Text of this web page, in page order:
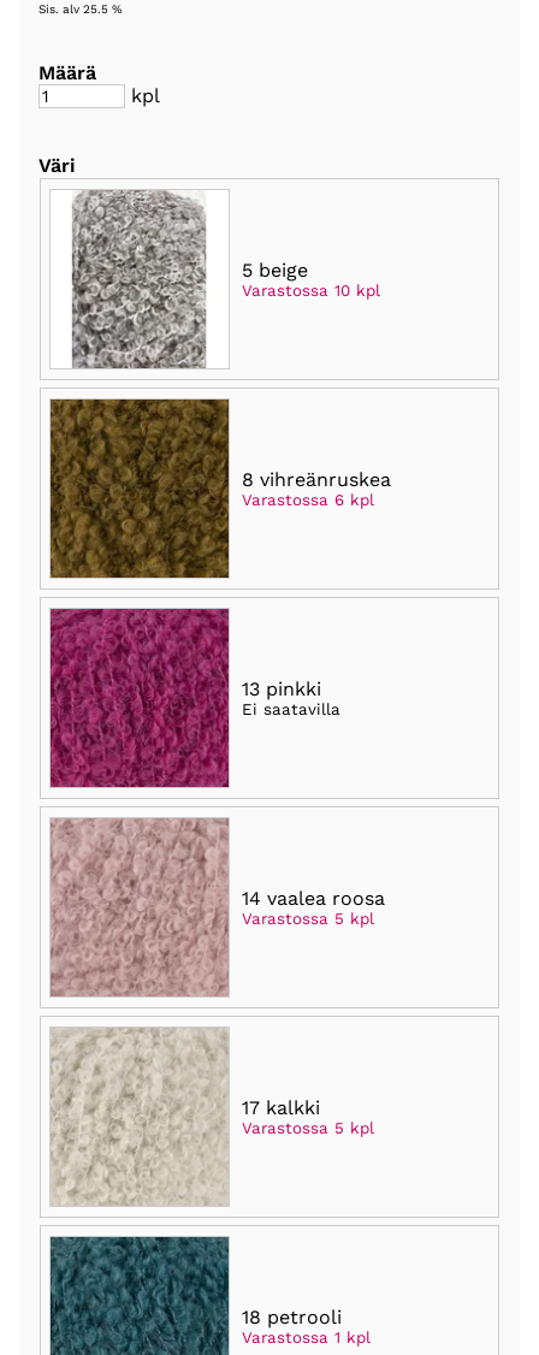
Sis. alv 25.5 %
Määrä
kpl
Väri
5 beige
Varastossa 10 kpl
8 vihreänruskea
Varastossa 6 kpl
13 pinkki
Ei saatavilla
14 vaalea roosa
Varastossa 5 kpl
17 kalkki
Varastossa 5 kpl
18 petrooli
Varastossa 1 kpl